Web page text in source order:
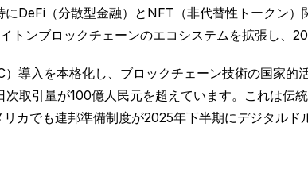
DeFi（分散型金融）とNFT（非代替性トークン
トンブロックチェーンのエコシステムを拡張し、
導入を本格化し、ブロックチェーン技術の国家的
取引量が100億人民元を超えています。これは伝
カでも連邦準備制度が2025年下半期にデジタル